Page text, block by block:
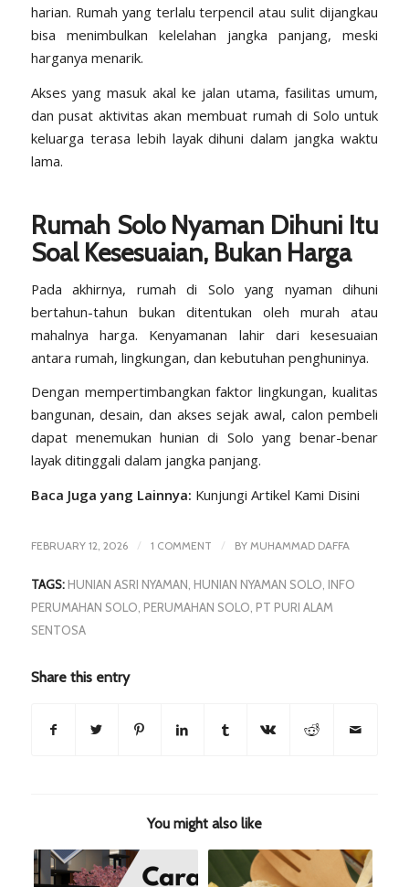
harian. Rumah yang terlalu terpencil atau sulit dijangkau
bisa menimbulkan kelelahan jangka panjang, meski
harganya menarik.
Akses yang masuk akal ke jalan utama, fasilitas umum,
dan pusat aktivitas akan membuat rumah di Solo untuk
keluarga terasa lebih layak dihuni dalam jangka waktu
lama.
Rumah Solo Nyaman Dihuni Itu
Soal Kesesuaian, Bukan Harga
Pada akhirnya, rumah di Solo yang nyaman dihuni
bertahun-tahun bukan ditentukan oleh murah atau
mahalnya harga. Kenyamanan lahir dari kesesuaian
antara rumah, lingkungan, dan kebutuhan penghuninya.
Dengan mempertimbangkan faktor lingkungan, kualitas
bangunan, desain, dan akses sejak awal, calon pembeli
dapat menemukan hunian di Solo yang benar-benar
layak ditinggali dalam jangka panjang.
Baca Juga yang Lainnya: Kunjungi Artikel Kami Disini
FEBRUARY 12, 2026 / 1 COMMENT / BY MUHAMMAD DAFFA
TAGS: HUNIAN ASRI NYAMAN HUNIAN NYAMAN SOLO INFO
PERUMAHAN SOLO PERUMAHAN SOLO PT PURI ALAM
SENTOSA
Share this entry
You might also like